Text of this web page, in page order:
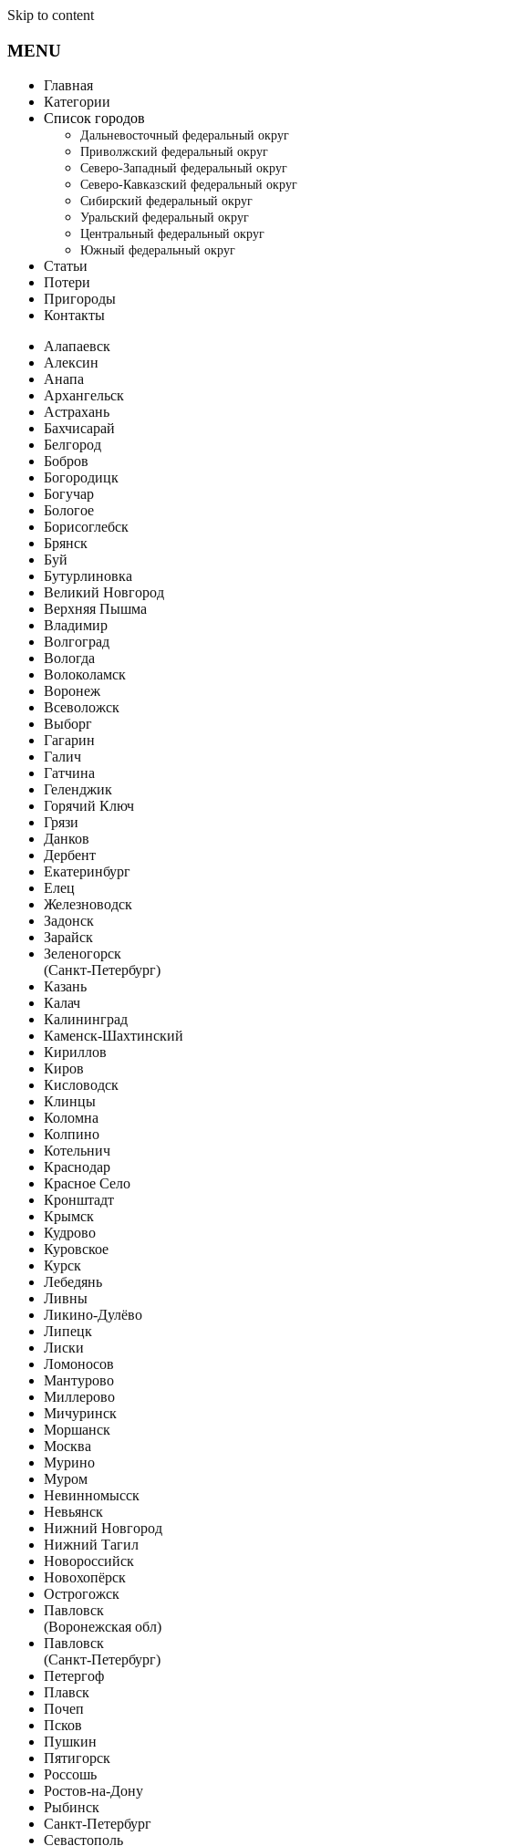
Skip to content
MENU
Главная
Категории
Список городов
Дальневосточный федеральный округ
Приволжский федеральный округ
Северо-Западный федеральный округ
Северо-Кавказский федеральный округ
Сибирский федеральный округ
Уральский федеральный округ
Центральный федеральный округ
Южный федеральный округ
Статьи
Потери
Пригороды
Контакты
Алапаевск
Алексин
Анапа
Архангельск
Астрахань
Бахчисарай
Белгород
Бобров
Богородицк
Богучар
Бологое
Борисоглебск
Брянск
Буй
Бутурлиновка
Великий Новгород
Верхняя Пышма
Владимир
Волгоград
Вологда
Волоколамск
Воронеж
Всеволожск
Выборг
Гагарин
Галич
Гатчина
Геленджик
Горячий Ключ
Грязи
Данков
Дербент
Екатеринбург
Елец
Железноводск
Задонск
Зарайск
Зеленогорск
(Санкт-Петербург)
Казань
Калач
Калининград
Каменск-Шахтинский
Кириллов
Киров
Кисловодск
Клинцы
Коломна
Колпино
Котельнич
Краснодар
Красное Село
Кронштадт
Крымск
Кудрово
Куровское
Курск
Лебедянь
Ливны
Ликино-Дулёво
Липецк
Лиски
Ломоносов
Мантурово
Миллерово
Мичуринск
Моршанск
Москва
Мурино
Муром
Невинномысск
Невьянск
Нижний Новгород
Нижний Тагил
Новороссийск
Новохопёрск
Острогожск
Павловск
(Воронежская обл)
Павловск
(Санкт-Петербург)
Петергоф
Плавск
Почеп
Псков
Пушкин
Пятигорск
Россошь
Ростов-на-Дону
Рыбинск
Санкт-Петербург
Севастополь